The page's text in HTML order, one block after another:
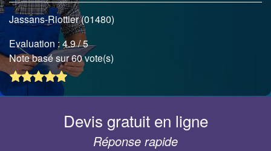
Jassans-Riottier (01480)
Evaluation :4.9/ 5
Note basé sur 60 vote(s)
Devis gratuit en ligne
Réponse rapide